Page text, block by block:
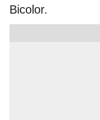
Bicolor.